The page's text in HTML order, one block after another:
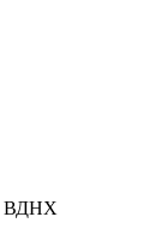
ВДНХ